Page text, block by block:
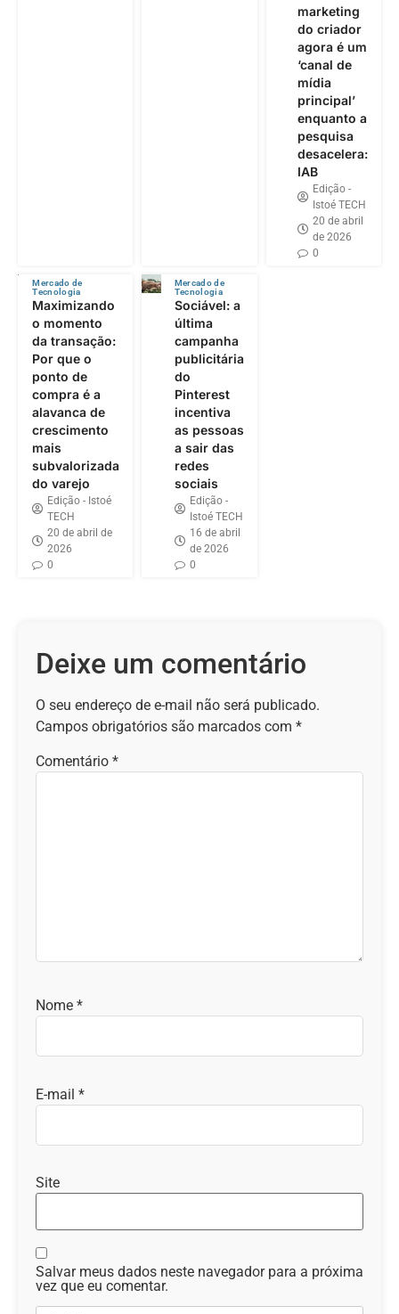
marketing
do criador
agora é um
‘canal de
mídia
principal’
enquanto a
pesquisa
desacelera:
IAB
Edição -
Istoé TECH
20 de abril
de 2026
0
Mercado de
Tecnologia
Maximizando
o momento
da transação:
Por que o
ponto de
compra é a
alavanca de
crescimento
mais
subvalorizada
do varejo
Edição - Istoé
TECH
20 de abril de
2026
0
Mercado de
Tecnologia
Sociável: a
última
campanha
publicitária
do
Pinterest
incentiva
as pessoas
a sair das
redes
sociais
Edição -
Istoé TECH
16 de abril
de 2026
0
Deixe um comentário
O seu endereço de e-mail não será publicado.
Campos obrigatórios são marcados com *
Comentário *
Nome *
E-mail *
Site
Salvar meus dados neste navegador para a próxima
vez que eu comentar.